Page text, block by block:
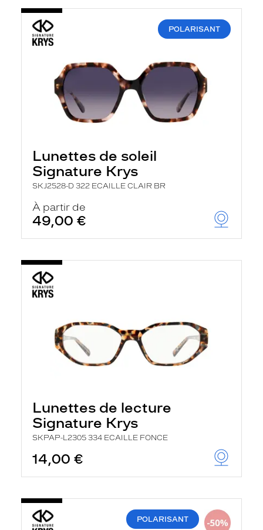
POLARISANT
Lunettes de soleil
Signature Krys
SKJ2528-D 322 ECAILLE CLAIR BR
À partir de
49,00 €
Lunettes de lecture
Signature Krys
SKPAP-L2305 334 ECAILLE FONCE
14,00 €
POLARISANT